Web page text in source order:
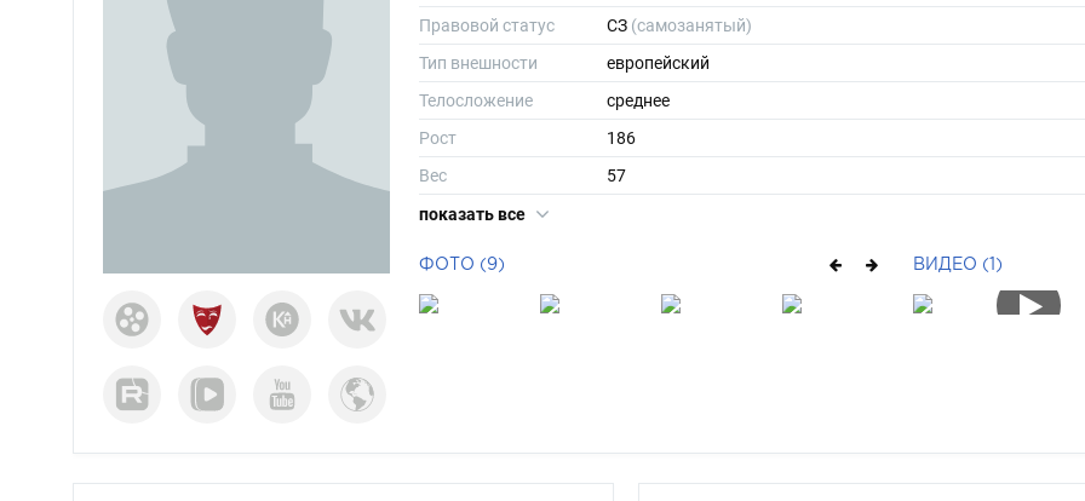
Правовой статус
СЗ (самозанятый)
Тип внешности
европейский
Телосложение
среднее
Рост
186
Вес
57
Размер обуви
показать все
ФОТО (9) ВИДЕО (1)